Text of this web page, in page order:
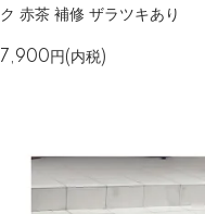
ク 赤茶 補修 ザラツキあり
7,900円(内税)